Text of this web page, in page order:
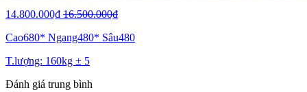
14.800.000₫ 16.500.000₫
Cao680* Ngang480* Sâu480
T.lượng: 160kg ± 5
Đánh giá trung bình